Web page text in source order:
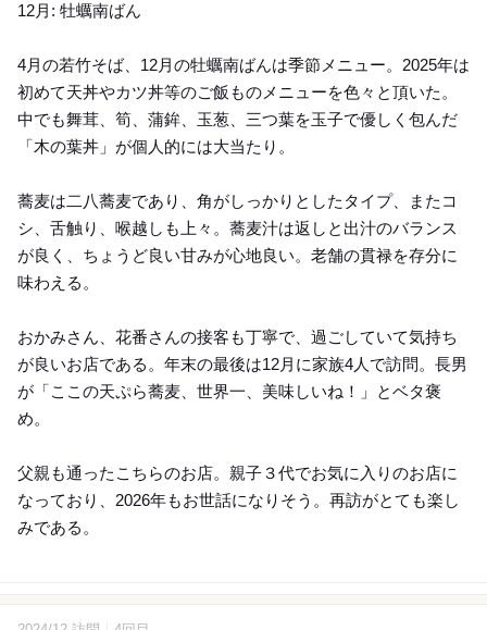
12月: 牡蠣南ばん
4月の若竹そば、12月の牡蠣南ばんは季節メニュー。2025年は
初めて天丼やカツ丼等のご飯ものメニューを色々と頂いた。
中でも舞茸、筍、蒲鉾、玉葱、三つ葉を玉子で優しく包んだ
「木の葉丼」が個人的には大当たり。
蕎麦は二八蕎麦であり、角がしっかりとしたタイプ、またコ
シ、舌触り、喉越しも上々。蕎麦汁は返しと出汁のバランス
が良く、ちょうど良い甘みが心地良い。老舗の貫禄を存分に
味わえる。
おかみさん、花番さんの接客も丁寧で、過ごしていて気持ち
が良いお店である。年末の最後は12月に家族4人で訪問。長男
が「ここの天ぷら蕎麦、世界一、美味しいね！」とベタ褒
め。
父親も通ったこちらのお店。親子３代でお気に入りのお店に
なっており、2026年もお世話になりそう。再訪がとても楽し
みである。